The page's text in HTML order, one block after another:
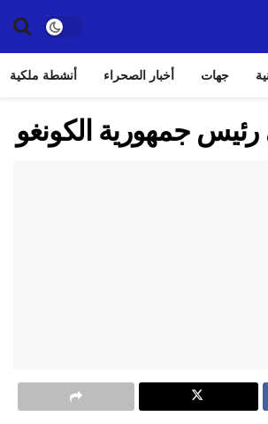
جهات أخبار الصحراء أنشطة ملكية
رئيس جمهورية الكونغو